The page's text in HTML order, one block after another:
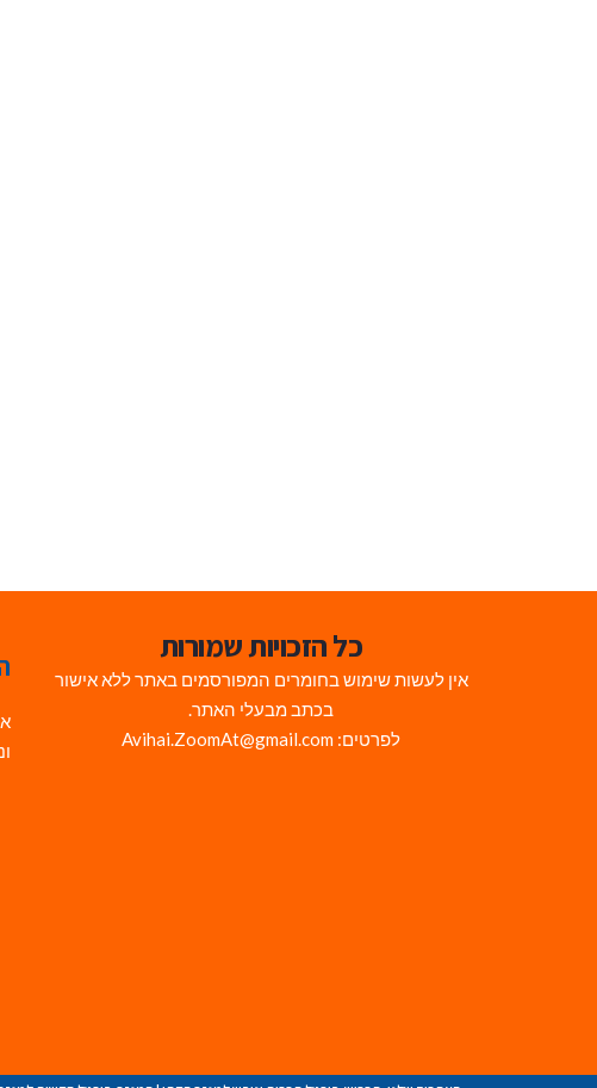
כל הזכויות שמורות
אין לעשות שימוש בחומרים המפורסמים באתר ללא אישור
בכתב מבעלי האתר.
לפרטים: Avihai.ZoomAt@gmail.com